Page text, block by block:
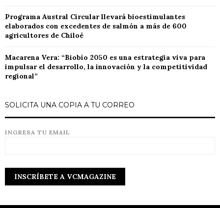
Programa Austral Circular llevará bioestimulantes
elaborados con excedentes de salmón a más de 600
agricultores de Chiloé
Macarena Vera: “Biobío 2050 es una estrategia viva para
impulsar el desarrollo, la innovación y la competitividad
regional”
SOLICITA UNA COPIA A TU CORREO
INGRESA TU EMAIL